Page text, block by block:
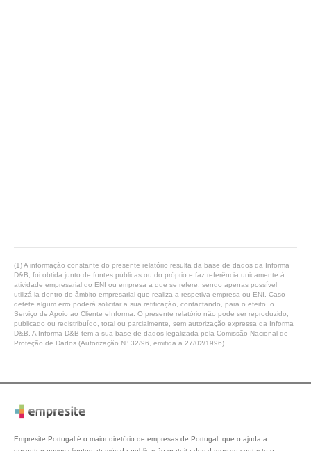
(1) A informação constante do presente relatório resulta da base de dados da Informa
D&B, foi obtida junto de fontes públicas ou do próprio e faz referência unicamente à
atividade empresarial do ENI ou empresa a que se refere, sendo apenas possível
utilizá-la dentro do âmbito empresarial que realiza a respetiva empresa ou ENI. Caso
detete algum erro poderá solicitar a sua retificação, contactando, para o efeito, o
Serviço de Apoio ao Cliente eInforma. O presente relatório não pode ser reproduzido,
publicado ou redistribuído, total ou parcialmente, sem autorização expressa da Informa
D&B. A Informa D&B tem a sua base de dados legalizada pela Comissão Nacional de
Proteção de Dados (Autorização Nº 32/96, emitida a 27/02/1996).
Empresite Portugal é o maior diretório de empresas de Portugal, que o ajuda a